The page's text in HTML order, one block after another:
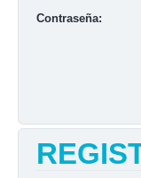
Contraseña: